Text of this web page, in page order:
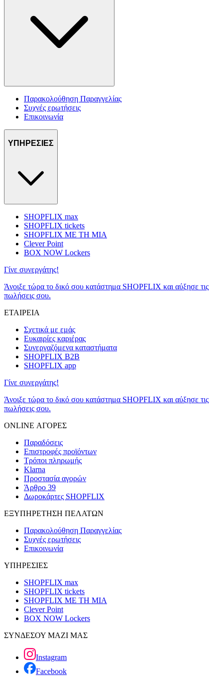
Παρακολούθηση Παραγγελίας
Συχνές ερωτήσεις
Επικοινωνία
ΥΠΗΡΕΣΙΕΣ
SHOPFLIX max
SHOPFLIX tickets
SHOPFLIX ΜΕ ΤΗ ΜΙΑ
Clever Point
BOX NOW Lockers
Γίνε συνεργάτης!
Άνοιξε τώρα το δικό σου κατάστημα SHOPFLIX και αύξησε τις
πωλήσεις σου.
ΕΤΑΙΡΕΙΑ
Σχετικά με εμάς
Ευκαιρίες καριέρας
Συνεργαζόμενα καταστήματα
SHOPFLIX B2B
SHOPFLIX app
Γίνε συνεργάτης!
Άνοιξε τώρα το δικό σου κατάστημα SHOPFLIX και αύξησε τις
πωλήσεις σου.
ONLINE ΑΓΟΡΕΣ
Παραδόσεις
Επιστροφές προϊόντων
Τρόποι πληρωμής
Klarna
Προστασία αγορών
Άρθρο 39
Δωροκάρτες SHOPFLIX
ΕΞΥΠΗΡΕΤΗΣΗ ΠΕΛΑΤΩΝ
Παρακολούθηση Παραγγελίας
Συχνές ερωτήσεις
Επικοινωνία
ΥΠΗΡΕΣΙΕΣ
SHOPFLIX max
SHOPFLIX tickets
SHOPFLIX ΜΕ ΤΗ ΜΙΑ
Clever Point
BOX NOW Lockers
ΣΥΝΔΕΣΟΥ ΜΑΖΙ ΜΑΣ
Instagram
Facebook